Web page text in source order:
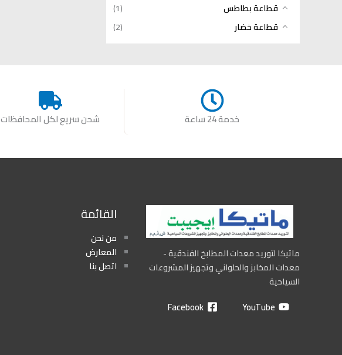
قطاعة بطاطس
(1)
قطاعة خضار
(2)
خدمة 24 ساعة شحن سريع لكل المحافظات
ماتيكا لتوريد معدات المطابخ الفندقية -
معدات المخابز والحلواني وتجهيز المشروعات
السياحية
YouTube
Facebook
القائمة
من نحن
المعارض
اتصل بنا